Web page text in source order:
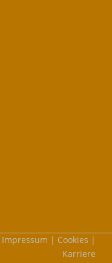
Impressum
Cookies
Karriere